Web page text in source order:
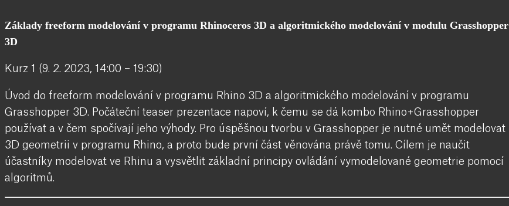
Základy freeform modelování v programu Rhinoceros 3D a algoritmického modelování v modulu Grasshopper
3D
Kurz 1 (9. 2. 2023, 14:00 – 19:30)
Úvod do freeform modelování v programu Rhino 3D a algoritmického modelování v programu
Grasshopper 3D. Počáteční teaser prezentace napoví, k čemu se dá kombo Rhino+Grasshopper
používat a v čem spočívají jeho výhody. Pro úspěšnou tvorbu v Grasshopper je nutné umět modelovat
3D geometrii v programu Rhino, a proto bude první část věnována právě tomu. Cílem je naučit
účastníky modelovat ve Rhinu a vysvětlit základní principy ovládání vymodelované geometrie pomocí
algoritmů.